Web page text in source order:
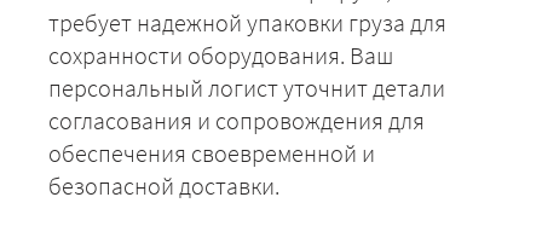
требует надежной упаковки груза для
сохранности оборудования. Ваш
персональный логист уточнит детали
согласования и сопровождения для
обеспечения своевременной и
безопасной доставки.